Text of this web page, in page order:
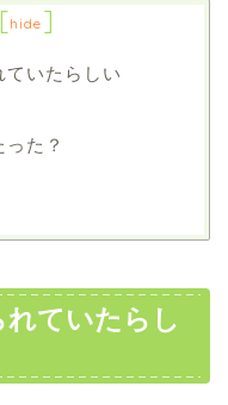
[hide ]
ていたらしい
た？
れていたらし